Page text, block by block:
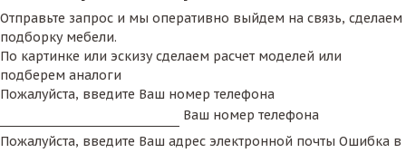
Отправьте запрос и мы оперативно выйдем на связь, сделаем
подборку мебели.
По картинке или эскизу сделаем расчет моделей или
подберем аналоги
Пожалуйста, введите Ваш номер телефона
Ваш номер телефона
Пожалуйста, введите Ваш адрес электронной почты Ошибка в